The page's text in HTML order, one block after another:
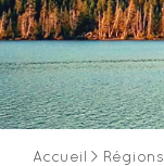
Accueil > Régions